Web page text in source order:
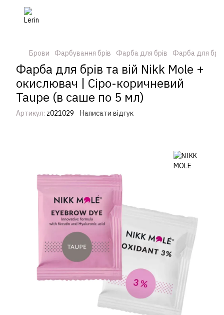
Брови Фарбування брів Фарба для брів Фарба для
Фарба для брів та вій Nikk Mole +
окислювач | Сіро-коричневий
Taupe (в саше по 5 мл)
Артикул: z021029 Написати відгук